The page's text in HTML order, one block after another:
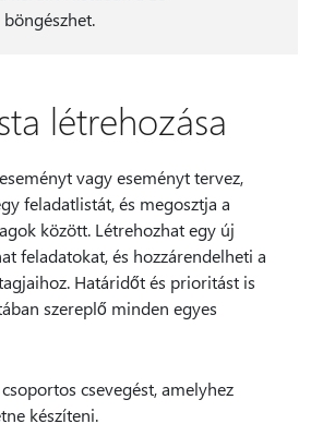
létrehozása
vagy eseményt tervez,
feladatlistát, és megosztja a
között. Létrehozhat egy új
feladatokat, és hozzárendelheti a
Határidőt és prioritást is
szereplő minden egyes
csevegést, amelyhez
készíteni.